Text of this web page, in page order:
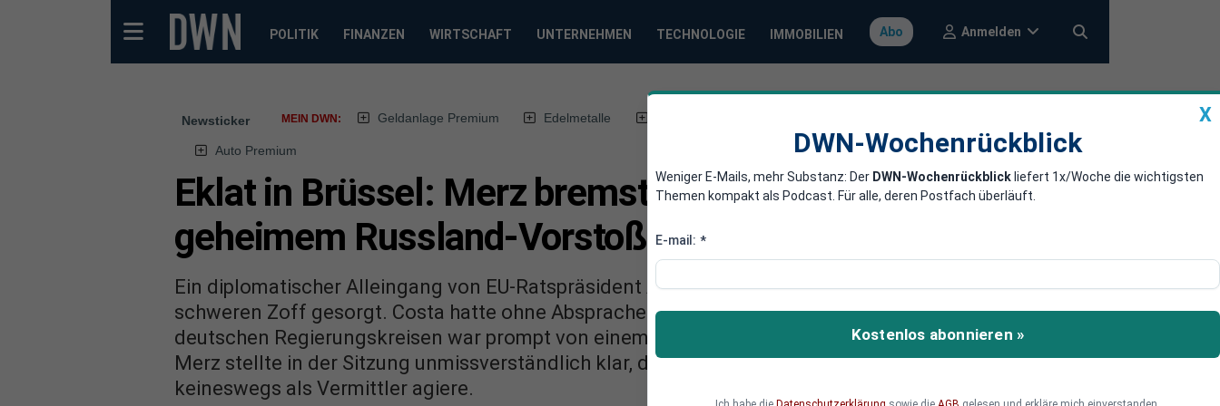
POLITIK FINANZEN WIRTSCHAFT UNTERNEHMEN TECHNOLOGIE IMMOBILIEN Abo Anmelden
Newsticker MEIN DWN: Geldanlage Premium Edelmetalle
Auto Premium
Eklat in Brüssel: Merz bremst EU-Ratspräsident nach
geheimem Russland-Vorstoß aus
Ein diplomatischer Alleingang von EU-Ratspräsident António Costa hat beim Brüsseler Gipfel für
schweren Zoff gesorgt. Costa hatte ohne Absprache Kontakt zu Russland gesucht – in
deutschen Regierungskreisen war prompt von einem „Affront“ die Rede. Bundeskanzler Friedrich
Merz stellte in der Sitzung unmissverständlich klar, dass Costa zwar die EU repräsentiere, aber
keineswegs als Vermittler agiere.
X
DWN-Wochenrückblick
Weniger E-Mails, mehr Substanz: Der DWN-Wochenrückblick liefert 1x/Woche die wichtigsten
Themen kompakt als Podcast. Für alle, deren Postfach überläuft.
E-mail: *
Kostenlos abonnieren »